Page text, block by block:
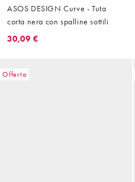
ASOS DESIGN Curve - Tuta
corta nera con spalline sottili
30,09 €
Offerta